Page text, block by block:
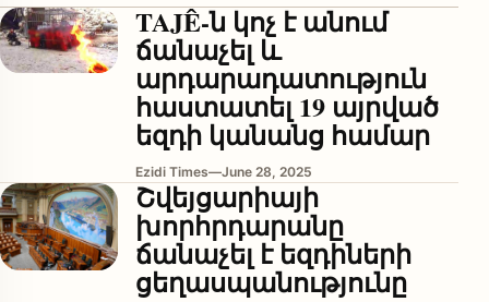
TAJÊ-ն կոչ է անում
ճանաչել և
արդարադատություն
հաստատել 19 այրված
եզդի կանանց համար
Ezidi Times—June 28, 2025
Շվեյցարիայի
խորհրդարանը
ճանաչել է եզդիների
ցեղասպանությունը